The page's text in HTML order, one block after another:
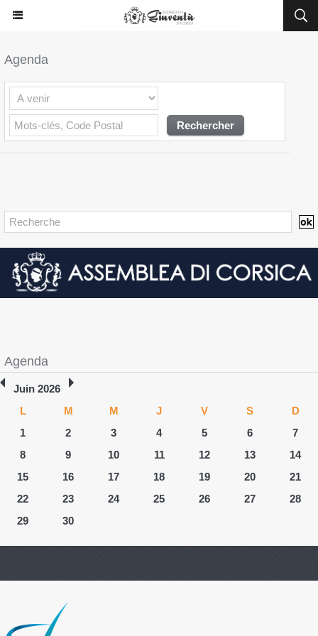
Agenda
Agenda
Juin 2026
L
M M J V S
D
1
2 3 4 5 6
7
8
9 10 11 12 13
14
15
16 17 18 19 20
21
22
23 24 25 26 27
28
29
30